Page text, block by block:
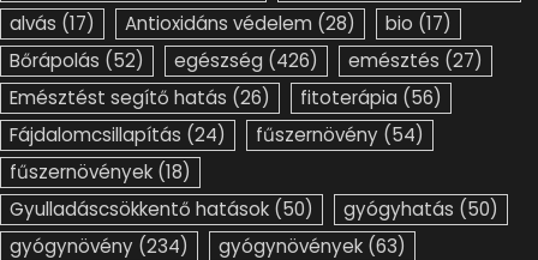
alvás (17) Antioxidáns védelem (28) bio (17)
Bőrápolás (52) egészség (426) emésztés (27)
Emésztést segítő hatás (26) fitoterápia (56)
Fájdalomcsillapítás (24) fűszernövény (54)
fűszernövények (18)
Gyulladáscsökkentő hatások (50) gyógyhatás (50)
gyógynövény (234) gyógynövények (63)